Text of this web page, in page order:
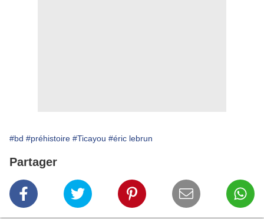
#bd #préhistoire #Ticayou #éric lebrun
Partager